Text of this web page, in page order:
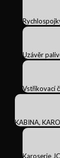
Uzávěr
Vstřikovací
KABINA,
Karoserie